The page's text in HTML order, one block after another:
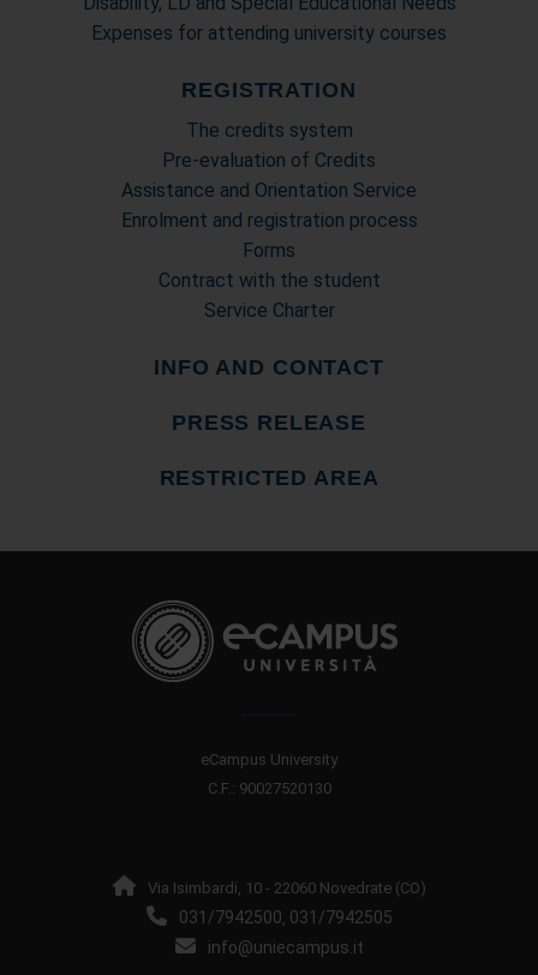
Expenses for attending university courses
REGISTRATION
The credits system
Pre-evaluation of Credits
Assistance and Orientation Service
Enrolment and registration process
Forms
Contract with the student
Service Charter
INFO AND CONTACT
PRESS RELEASE
RESTRICTED AREA
eCampus University
C.F.: 90027520130
Via Isimbardi, 10 - 22060 Novedrate (CO)
031/7942500, 031/7942505
info@uniecampus.it